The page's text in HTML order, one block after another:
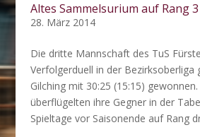
Altes Sammelsurium auf Rang 3
28. März 2014
Die dritte Mannschaft des TuS
Verfolgerduell in der Bezirksoberliga
Gilching mit 30:25 (15:15)
überflügelten ihre Gegner in der
Spieltage vor Saisonende auf Rang